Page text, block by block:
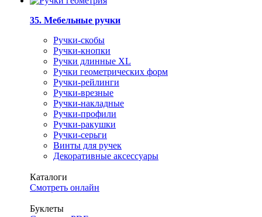
35. Мебельные ручки
Ручки-скобы
Ручки-кнопки
Ручки длинные XL
Ручки геометрических форм
Ручки-рейлинги
Ручки-врезные
Ручки-накладные
Ручки-профили
Ручки-ракушки
Ручки-серьги
Винты для ручек
Декоративные аксессуары
Каталоги
Смотреть онлайн
Буклеты